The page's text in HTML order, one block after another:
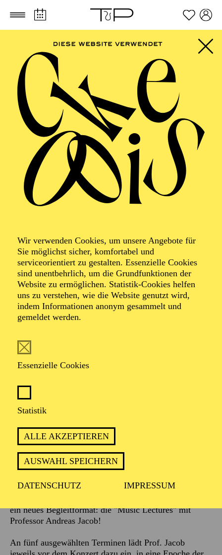
Zum Hauptinhalt springen Zum Footer springen
Wir verwenden Cookies, um unsere Angebote für
Sie möglichst sicher, komfortabel und
serviceorientiert zu gestalten. Essenzielle Cookies
sind unentbehrlich, um die Grundfunktionen der
Website zu ermöglichen. Statistik-Cookies helfen
uns zu verstehen, wie die Website genutzt wird,
indem Informationen anonym gesammelt und
gemeldet werden.
Essenzielle Cookies
Statistik
ALLE AKZEPTIEREN
AUSWAHL SPEICHERN
DATENSCHUTZ IMPRESSUM
PHILHARMONIE
Music Lectures
Klassik
TICKETS
1 Stunde, keine Pause
Beschreibung
ein neues Begleitformat: die "Music Lectures" mit
Professor Andreas Jacob!
An fünf ausgewählten Terminen lädt Prof. Jacob